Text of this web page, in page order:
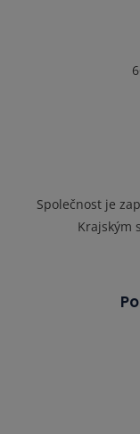
Společnost je
Krajským